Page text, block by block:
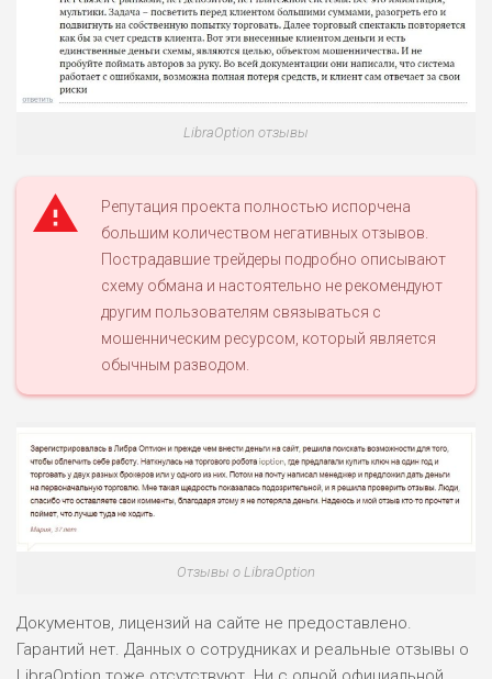
РИСКИ: НИЗКИЕ
ДОХОД: СРЕДНИЙ
БЮДЖЕТ: НИЗКИЙ
ОБЗОР
LibraOption отзывы
Репутация проекта полностью испорчена
большим количеством негативных отзывов.
Пострадавшие трейдеры подробно описывают
схему обмана и настоятельно не рекомендуют
другим пользователям связываться с
мошенническим ресурсом, который является
обычным разводом.
Отзывы о LibraOption
Документов, лицензий на сайте не предоставлено.
Гарантий нет. Данных о сотрудниках и реальные отзывы о